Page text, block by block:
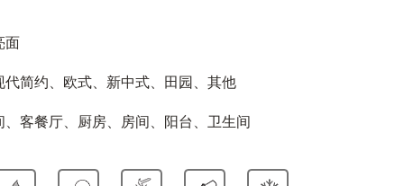
面
代简约、欧式、新中式、田园、其他
、客餐厅、厨房、房间、阳台、卫生间